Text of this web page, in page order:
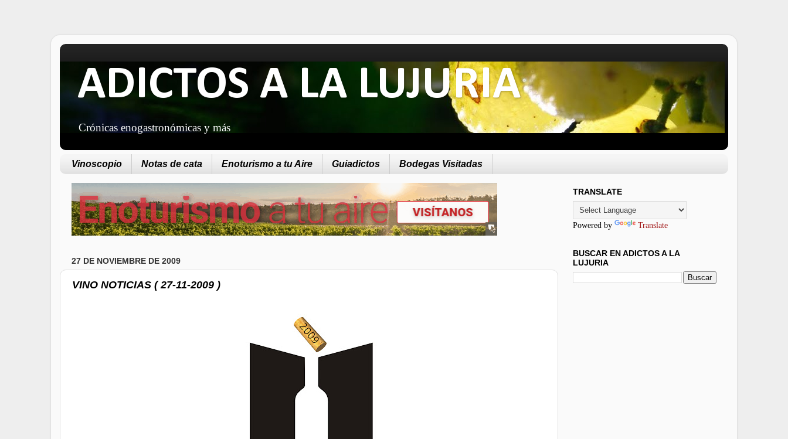
ADICTOS A LA LUJURIA
Crónicas enogastronómicas y más
Vinoscopio Notas de cata Enoturismo a tu Aire Guiadictos Bodegas Visitadas
27 DE NOVIEMBRE DE 2009
VINO NOTICIAS ( 27-11-2009 )
TRANSLATE
Powered by Translate
BUSCAR EN ADICTOS A LA
LUJURIA